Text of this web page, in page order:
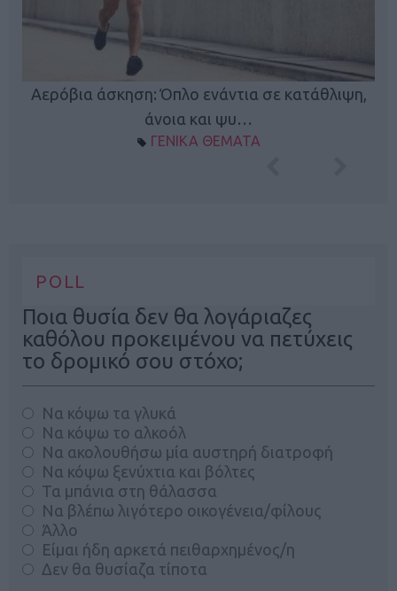
Αερόβια άσκηση: Όπλο ενάντια σε κατάθλιψη,
άνοια και ψυ…
ΓΕΝΙΚΑ ΘΕΜΑΤΑ
POLL
Ποια θυσία δεν θα λογάριαζες
καθόλου προκειμένου να πετύχεις
το δρομικό σου στόχο;
Να κόψω τα γλυκά
Να κόψω το αλκοόλ
Να ακολουθήσω μία αυστηρή διατροφή
Να κόψω ξενύχτια και βόλτες
Τα μπάνια στη θάλασσα
Να βλέπω λιγότερο οικογένεια/φίλους
Άλλο
Είμαι ήδη αρκετά πειθαρχημένος/η
Δεν θα θυσίαζα τίποτα